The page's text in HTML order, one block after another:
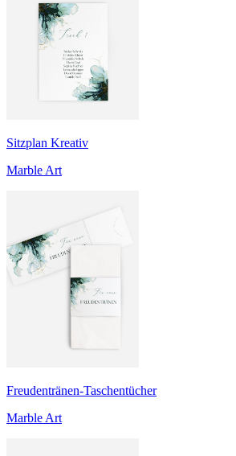
Sitzplan Kreativ
Marble Art
Freudentränen-Taschentücher
Marble Art